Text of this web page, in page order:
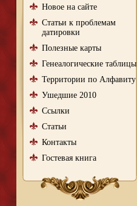
Новое на сайте
Статьи к проблемам
датировки
Полезные карты
Генеалогические таблицы
Территории по Алфавиту
Ушедшие 2010
Ссылки
Статьи
Контакты
Гостевая книга